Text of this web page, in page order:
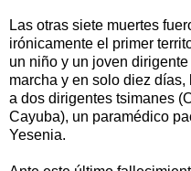
Las otras siete muertes
irónicamente el primer
un niño y un joven
marcha y en solo diez
a dos dirigentes tsimanes
Cayuba), un paramédico
Yesenia.